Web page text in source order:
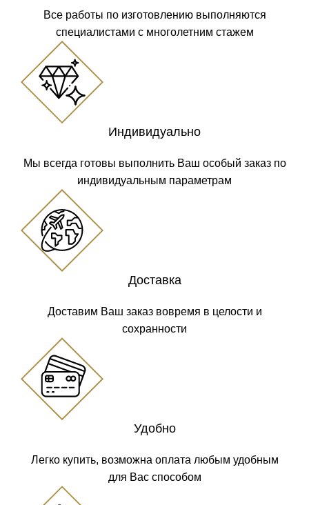
Все работы по изготовлению выполняются
специалистами с многолетним стажем
Индивидуально
Мы всегда готовы выполнить Ваш особый заказ по
индивидуальным параметрам
Доставка
Доставим Ваш заказ вовремя в целости и
сохранности
Удобно
Легко купить, возможна оплата любым удобным
для Вас способом